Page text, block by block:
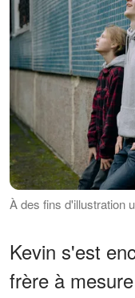
À des fins d'illustration
Kevin s'est
frère à